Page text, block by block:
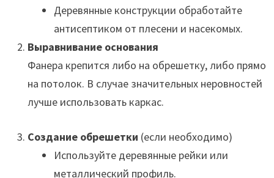
Деревянные конструкции обработайте
антисептиком от плесени и насекомых.
Выравнивание основания
Фанера крепится либо на обрешетку, либо прямо
на потолок. В случае значительных неровностей
лучше использовать каркас.
Создание обрешетки (если необходимо)
Используйте деревянные рейки или
металлический профиль.